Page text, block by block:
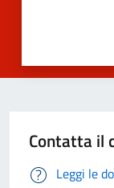
Contatta il
Leggi le